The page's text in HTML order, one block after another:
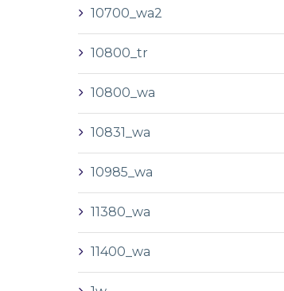
10700_wa2
10800_tr
10800_wa
10831_wa
10985_wa
11380_wa
11400_wa